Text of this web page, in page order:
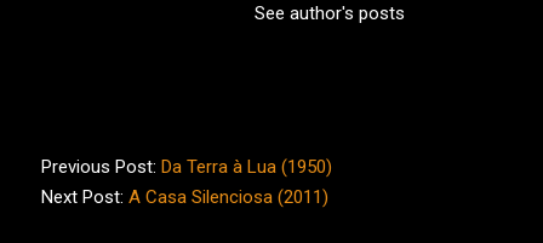
See author's posts
09-
10
Previous Post: Da Terra à Lua (1950)
Next Post: A Casa Silenciosa (2011)